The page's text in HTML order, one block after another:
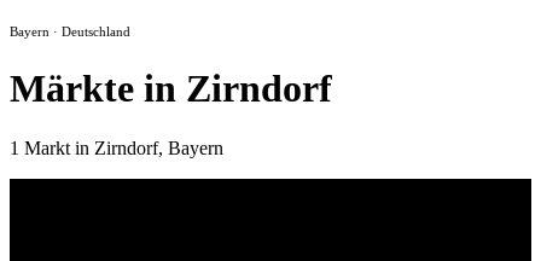
Bayern · Deutschland
Märkte in Zirndorf
1 Markt in Zirndorf, Bayern